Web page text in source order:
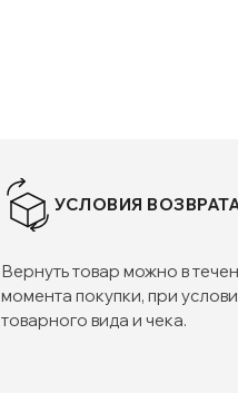
УСЛОВИЯ
Вернуть товар можно в
момента покупки, при
товарного вида и чека.